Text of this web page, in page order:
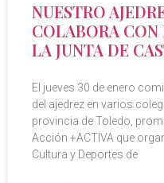
NUESTRO
COLABORA CON
LA JUNTA DE
El jueves 30 de enero
del ajedrez en varios
provincia de Toledo,
Acción +ACTIVA que
Cultura y Deportes de